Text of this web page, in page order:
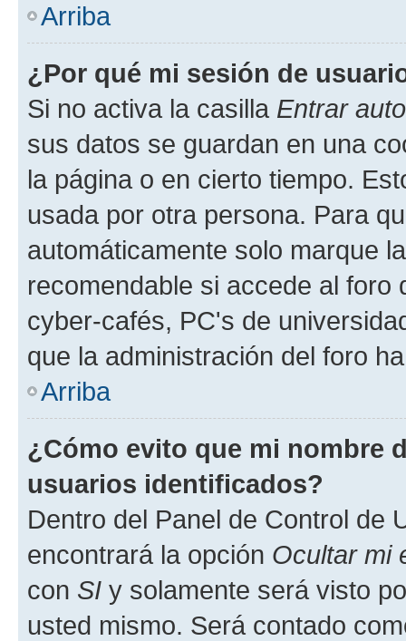
Arriba
¿Por qué mi sesión de
Si no activa la casilla Entrar
sus datos se guardan en una
la página o en cierto tiempo.
usada por otra persona. Para
automáticamente solo marque
recomendable si accede al foro
cyber-cafés, PC's de
que la administración del foro
Arriba
¿Cómo evito que mi nombre
usuarios identificados?
Dentro del Panel de Control de
encontrará la opción Ocultar mi
con SI y solamente será visto
usted mismo. Será contado